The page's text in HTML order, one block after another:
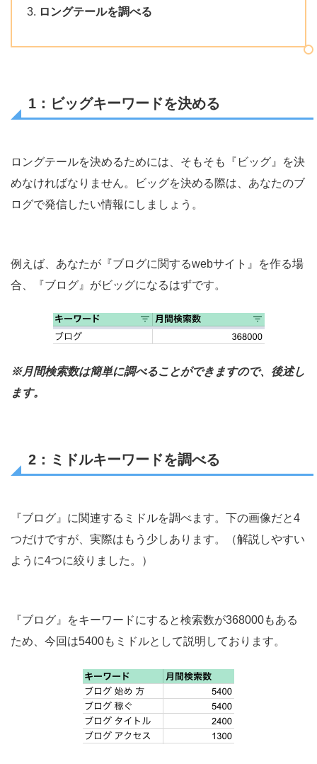
ロングテールを調べる
1：ビッグキーワードを決める
ロングテールを決めるためには、そもそも『ビッグ』を決
めなければなりません。
ビッグを決める際は、あなたのブ
ログで発信したい情報にしましょう。
例えば、あなたが『ブログに関するwebサイト』を作る場
合、『ブログ』がビッグになるはずです。
※月間検索数は簡単に調べることができますので、後述し
ます。
2：ミドルキーワードを調べる
『ブログ』に関連するミドルを調べます。下の画像だと4
つだけですが、実際はもう少しあります。（解説しやすい
ように4つに絞りました。）
『ブログ』をキーワードにすると検索数が368000もある
ため、今回は5400もミドルとして説明しております。